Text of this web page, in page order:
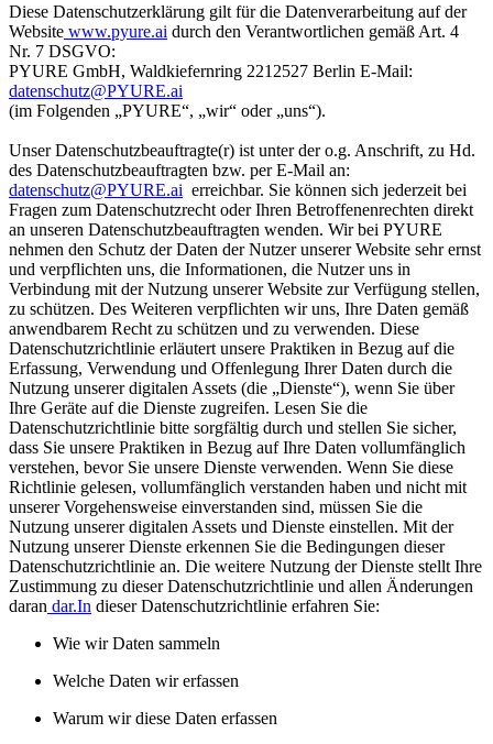
Diese Datenschutzerklärung gilt für die Datenverarbeitung auf der
Website www.pyure.ai durch den Verantwortlichen gemäß Art. 4
Nr. 7 DSGVO:
PYURE GmbH, Waldkiefernring 2212527 Berlin E-Mail:
datenschutz@PYURE.ai
(im Folgenden „PYURE“, „wir“ oder „uns“).
Unser Datenschutzbeauftragte(r) ist unter der o.g. Anschrift, zu Hd.
des Datenschutzbeauftragten bzw. per E-Mail an:
datenschutz@PYURE.ai erreichbar. Sie können sich jederzeit bei
Fragen zum Datenschutzrecht oder Ihren Betroffenenrechten direkt
an unseren Datenschutzbeauftragten wenden. Wir bei PYURE
nehmen den Schutz der Daten der Nutzer unserer Website sehr ernst
und verpflichten uns, die Informationen, die Nutzer uns in
Verbindung mit der Nutzung unserer Website zur Verfügung stellen,
zu schützen. Des Weiteren verpflichten wir uns, Ihre Daten gemäß
anwendbarem Recht zu schützen und zu verwenden. Diese
Datenschutzrichtlinie erläutert unsere Praktiken in Bezug auf die
Erfassung, Verwendung und Offenlegung Ihrer Daten durch die
Nutzung unserer digitalen Assets (die „Dienste“), wenn Sie über
Ihre Geräte auf die Dienste zugreifen. Lesen Sie die
Datenschutzrichtlinie bitte sorgfältig durch und stellen Sie sicher,
dass Sie unsere Praktiken in Bezug auf Ihre Daten vollumfänglich
verstehen, bevor Sie unsere Dienste verwenden. Wenn Sie diese
Richtlinie gelesen, vollumfänglich verstanden haben und nicht mit
unserer Vorgehensweise einverstanden sind, müssen Sie die
Nutzung unserer digitalen Assets und Dienste einstellen. Mit der
Nutzung unserer Dienste erkennen Sie die Bedingungen dieser
Datenschutzrichtlinie an. Die weitere Nutzung der Dienste stellt Ihre
Zustimmung zu dieser Datenschutzrichtlinie und allen Änderungen
daran dar.In dieser Datenschutzrichtlinie erfahren Sie:
Wie wir Daten sammeln
Welche Daten wir erfassen
Warum wir diese Daten erfassen